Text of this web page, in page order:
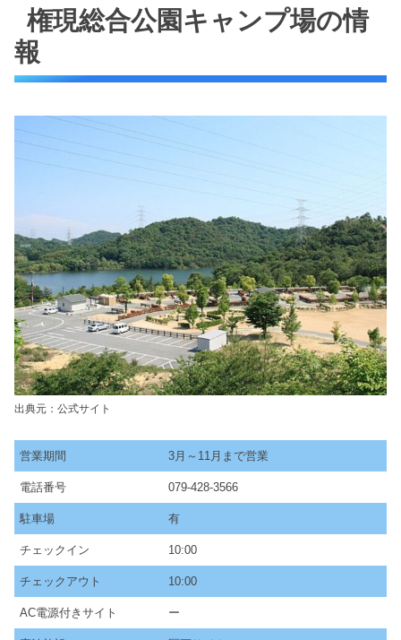
権現総合公園キャンプ場の情
報
出典元：公式サイト
営業期間 3月～11月まで営業
電話番号 079-428-3566
駐車場 有
チェックイン 10:00
チェックアウト 10:00
AC電源付きサイト ー